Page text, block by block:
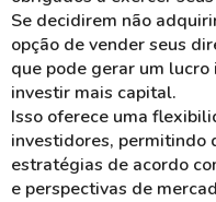
Se decidirem não
opção devenderseus
que pode gerar um lucro
investir mais capital.
Isso oferece uma
investidores, permitindo
estratégias de acordo
e perspectivas de